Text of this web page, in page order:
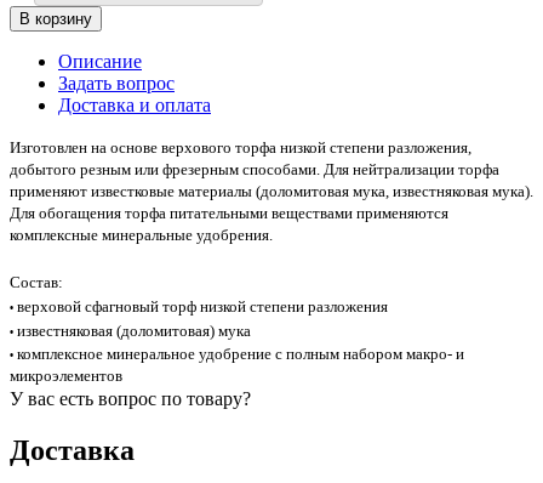
Описание
Задать вопрос
Доставка и оплата
Изготовлен на основе верхового торфа низкой степени разложения,
добытого резным или фрезерным способами. Для нейтрализации торфа
применяют известковые материалы (доломитовая мука, известняковая мука).
Для обогащения торфа питательными веществами применяются
комплексные минеральные удобрения.
Состав:
• верховой сфагновый торф низкой степени разложения
• известняковая (доломитовая) мука
• комплексное минеральное удобрение с полным набором макро- и
микроэлементов
У вас есть вопрос по товару?
Доставка